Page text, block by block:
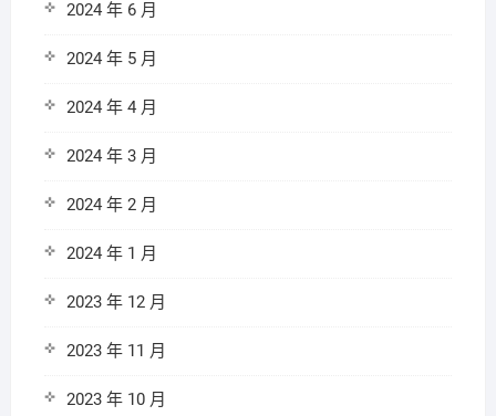
2024 年 6 月
2024 年 5 月
2024 年 4 月
2024 年 3 月
2024 年 2 月
2024 年 1 月
2023 年 12 月
2023 年 11 月
2023 年 10 月